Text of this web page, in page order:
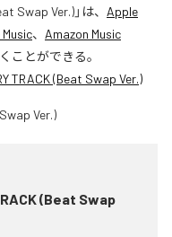
Swap Ver.)」は、 Apple
Music、 Amazon Music
ことができる。
TRACK (Beat Swap Ver.)
(Beat Swap